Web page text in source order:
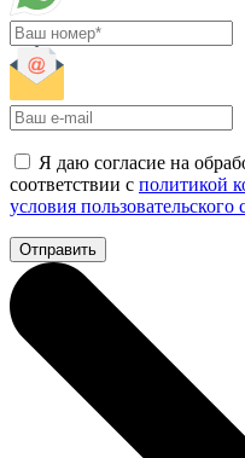
Я даю согласие на
соответствии с политикой
условия пользовательского